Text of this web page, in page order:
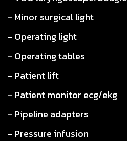
- Minor surgical light
- Operating light
- Operating tables
- Patient lift
- Patient monitor ecg/ekg
- Pipeline adapters
- Pressure infusion